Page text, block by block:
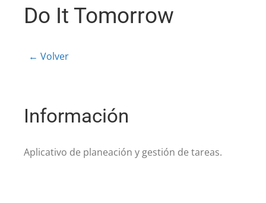
Do It Tomorrow
← Volver
Información
Aplicativo de planeación y gestión de tareas.